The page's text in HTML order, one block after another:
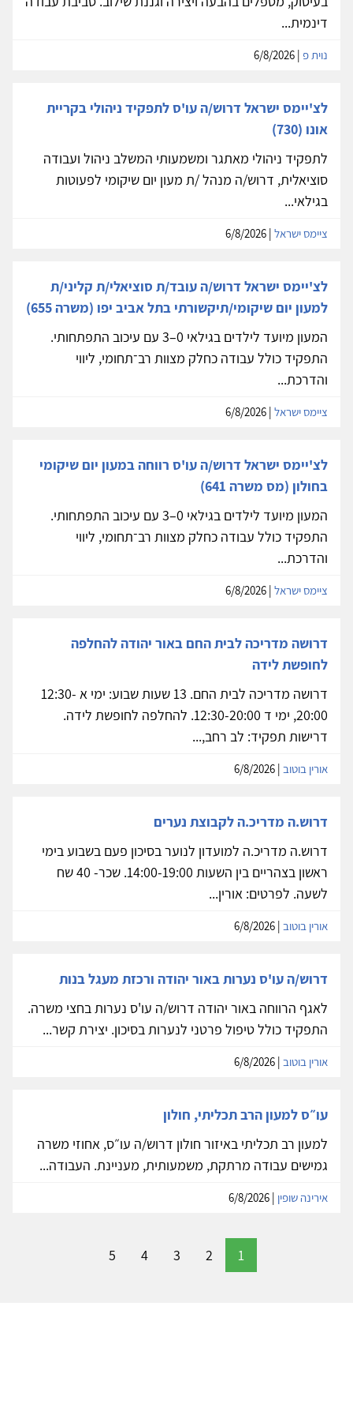
דינמית...
נוית פ
לצ'יימס ישראל דרוש/ה עו'ס לתפקיד ניהולי בקריית
אונו (730)
לתפקיד ניהולי מאתגר ומשמעותי המשלב ניהול ועבודה
סוציאלית, דרוש/ה מנהל /ת מעון יום שיקומי לפעוטות
בגילאי...
ציימס ישראל
לצ'יימס ישראל דרוש/ה עובד/ת סוציאלי/ת קליני/ת
למעון יום שיקומי/תיקשורתי בתל אביב יפו (משרה 655)
המעון מיועד לילדים בגילאי 0–3 עם עיכוב התפתחותי.
התפקיד כולל עבודה כחלק מצוות רב־תחומי, ליווי
והדרכת...
ציימס ישראל
לצ'יימס ישראל דרוש/ה עו'ס רווחה במעון יום שיקומי
בחולון (מס משרה 641)
המעון מיועד לילדים בגילאי 0–3 עם עיכוב התפתחותי.
התפקיד כולל עבודה כחלק מצוות רב־תחומי, ליווי
והדרכת...
ציימס ישראל
דרושה מדריכה לבית החם באור יהודה להחלפה
לחופשת לידה
דרושה מדריכה לבית החם. 13 שעות שבוע: ימי א 12:30-
20:00, ימי ד 12:30-20:00. להחלפה לחופשת לידה.
דרישות תפקיד: לב רחב,...
אורין בוטוב
דרוש.ה מדריכ.ה לקבוצת נערים
דרוש.ה מדריכ.ה למועדון לנוער בסיכון פעם בשבוע בימי
ראשון בצהריים בין השעות 14:00-19:00. שכר- 40 שח
לשעה. לפרטים: אורין...
אורין בוטוב
דרוש/ה עו'ס נערות באור יהודה ורכזת מעגל בנות
לאגף הרווחה באור יהודה דרוש/ה עו'ס נערות בחצי משרה.
התפקיד כולל טיפול פרטני לנערות בסיכון. יצירת קשר...
אורין בוטוב
עו״ס למעון הרב תכליתי, חולון
למעון רב תכליתי באיזור חולון דרוש/ה עו״ס, אחוזי משרה
גמישים עבודה מרתקת, משמעותית, מעניינת. העבודה...
אירינה שופין
1
2
3
4
5